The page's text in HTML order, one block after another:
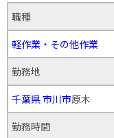
職種
軽作業・その他作業
勤務地
千葉県市川市原木
勤務時間